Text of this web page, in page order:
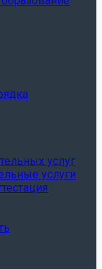
услуг
услуги